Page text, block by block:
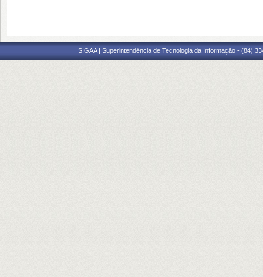
SIGAA | Superintendência de Tecnologia da Informação - (84)